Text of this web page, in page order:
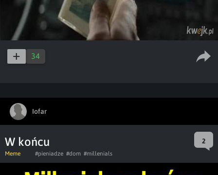
34
Iofar
W końcu 2
Meme #pieniadze #dom #millenials